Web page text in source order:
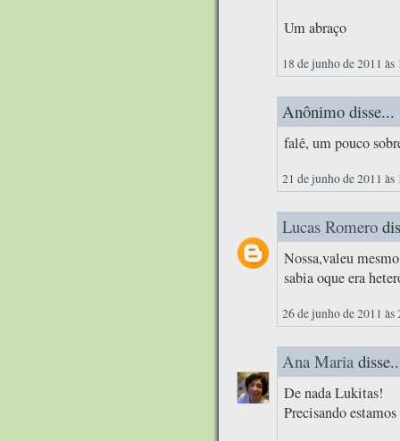
Um abraço
18 de junho de 2011 às
Anônimo disse...
falê, um pouco
21 de junho de 2011 às
Lucas Romero
Nossa,valeu
sabia oque era
26 de junho de 2011 às
Ana Maria
De nada Lukitas!
Precisando